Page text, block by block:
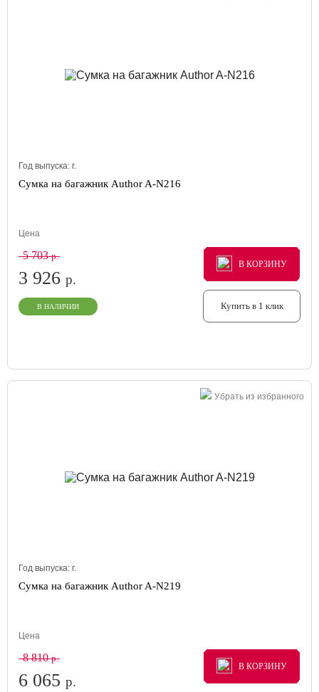
Год выпуска: г.
Сумка на багажник Author A-N216
Цена
5 703р.
3 926 р.
В НАЛИЧИИ
В КОРЗИНУ
В КОРЗИНУ
В КОРЗИНУ
Купить в 1 клик
Убрать из избранного
Год выпуска: г.
Сумка на багажник Author A-N219
Цена
8 810р.
6 065 р.
В КОРЗИНУ
В КОРЗИНУ
В КОРЗИНУ